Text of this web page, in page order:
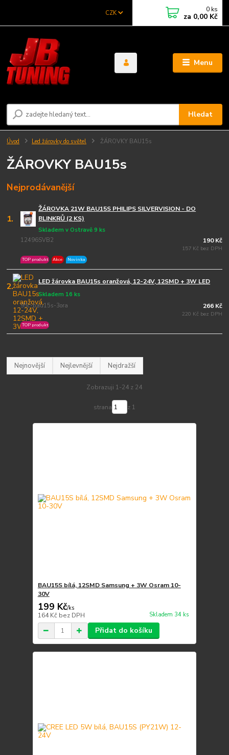
Menu
CZK
Hledat
0 ks
za 0,00 Kč
Úvod Led žárovky do světel ŽÁROVKY BAU15s
ŽÁROVKY BAU15s
Nejprodávanější
1.
ŽÁROVKA 21W BAU15S PHILIPS SILVERVISION - DO
BLINKRŮ (2 KS)
12496SVB2
Skladem v Ostravě 9 ks
TOP produkt Akce Novinka
190 Kč
157 Kč bez DPH
2. LED žárovka BAU15s oranžová, 12-24V, 12SMD + 3W LED
95c-bau15s-3ora
Skladem 16 ks
TOP produkt
266 Kč
220 Kč bez DPH
Nejnovější Nejlevnější Nejdražší
Zobrazuji 1-24 z 24
strana z 1
BAU15S bílá, 12SMD Samsung + 3W Osram 10-
30V
199 Kč/ks
164 Kč bez DPH Skladem 34 ks
Přidat do košíku